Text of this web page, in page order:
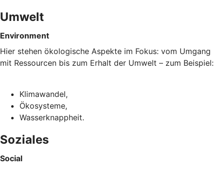
Umwelt
Environment
Hier stehen ökologische Aspekte im Fokus: vom Umgang
mit Ressourcen bis zum Erhalt der Umwelt – zum Beispiel:
Klimawandel,
Ökosysteme,
Wasserknappheit.
Soziales
Social